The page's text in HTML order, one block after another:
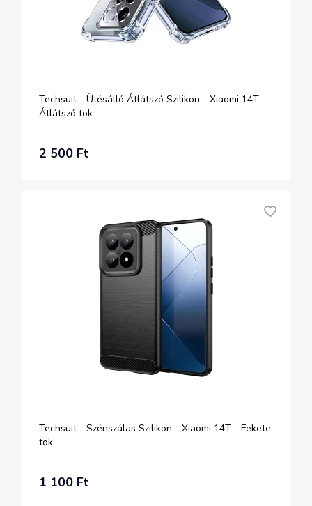
Techsuit - Ütésálló Átlátszó Szilikon - Xiaomi 14T -
Átlátszó tok
2 500 Ft
Techsuit - Szénszálas Szilikon - Xiaomi 14T - Fekete
tok
1 100 Ft